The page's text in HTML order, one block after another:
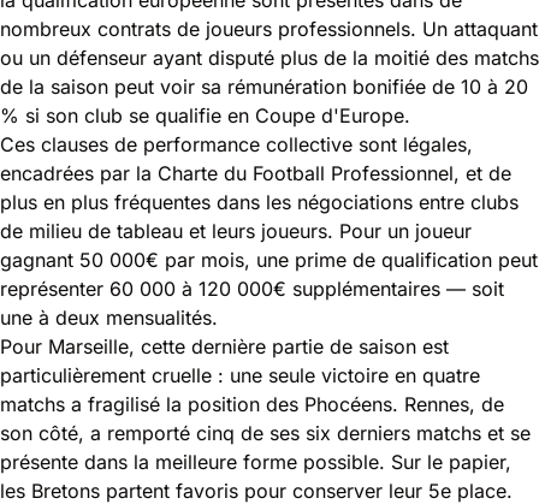
nombreux contrats de joueurs professionnels. Un attaquant
ou un défenseur ayant disputé plus de la moitié des matchs
de la saison peut voir sa rémunération bonifiée de 10 à 20
% si son club se qualifie en Coupe d'Europe.
Ces clauses de performance collective sont légales,
encadrées par la Charte du Football Professionnel, et de
plus en plus fréquentes dans les négociations entre clubs
de milieu de tableau et leurs joueurs. Pour un joueur
gagnant 50 000€ par mois, une prime de qualification peut
représenter 60 000 à 120 000€ supplémentaires — soit
une à deux mensualités.
Pour Marseille, cette dernière partie de saison est
particulièrement cruelle : une seule victoire en quatre
matchs a fragilisé la position des Phocéens. Rennes, de
son côté, a remporté cinq de ses six derniers matchs et se
présente dans la meilleure forme possible. Sur le papier,
les Bretons partent favoris pour conserver leur 5e place.